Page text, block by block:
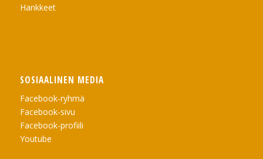
Hankkeet
SOSIAALINEN MEDIA
Facebook-ryhmä
Facebook-sivu
Facebook-profiili
Youtube